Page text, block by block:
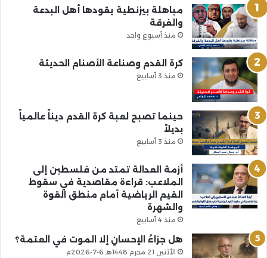
مباهلة بيزنطية يقودها أهل البدعة
والفرقة
منذ أسبوع واحد
كرة القدم وصناعة الأصنام الحديثة
منذ 3 أسابيع
حينما تصبح لعبة كرة القدم ديناً عالمياً
بديلاً
منذ 3 أسابيع
أزمة العدالة تمتد من فلسطين إلى
الملاعب: قراءة مقاصدية في سقوط
القيم الرياضية أمام منطق القوة
والشهرة
منذ 4 أسابيع
هل جزاءُ الإحسانِ إلا الموت في العتمة؟
الأثنين 21 محرم 1448هـ 6-7-2026م